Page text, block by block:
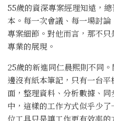
55歲的資深專案經理知遠，
本。每一次會議、每一場討
專案細節。對他而言，那不
專業的展現。
25歲的新進同仁晨熙則不同
邊沒有紙本筆記，只有一台
面，整理資料、分析數據、
中，這樣的工作方式似乎少